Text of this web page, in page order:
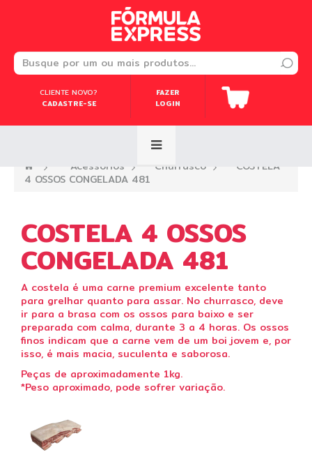
CLIENTE NOVO?
CADASTRE-SE
FAZER
LOGIN
—› Acessórios —› Churrasco —›
COSTELA
4 OSSOS CONGELADA 481
COSTELA 4 OSSOS
CONGELADA 481
A costela é uma carne premium excelente tanto
para grelhar quanto para assar. No churrasco, deve
ir para a brasa com os ossos para baixo e ser
preparada com calma, durante 3 a 4 horas. Os ossos
finos indicam que a carne vem de um boi jovem e, por
isso, é mais macia, suculenta e saborosa.
Peças de aproximadamente 1kg.
*Peso aproximado, pode sofrer variação.
CLIENTE NOVO?
CADASTRE-SE
FAZER
LOGIN